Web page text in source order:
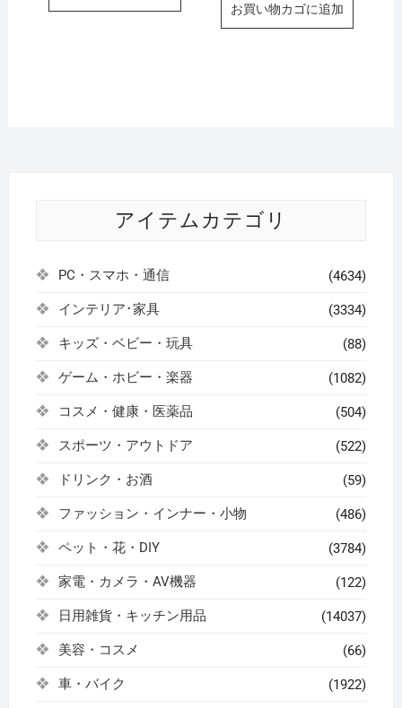
お買い物カゴに追加
アイテムカテゴリ
PC・スマホ・通信 (4634)
インテリア･家具 (3334)
キッズ・ベビー・玩具 (88)
ゲーム・ホビー・楽器 (1082)
コスメ・健康・医薬品 (504)
スポーツ・アウトドア (522)
ドリンク・お酒 (59)
ファッション・インナー・小物 (486)
ペット・花・DIY (3784)
家電・カメラ・AV機器 (122)
日用雑貨・キッチン用品 (14037)
美容・コスメ (66)
車・バイク (1922)